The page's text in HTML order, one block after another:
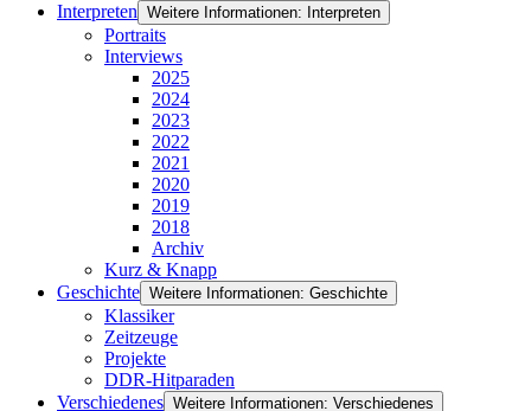
Interpreten Weitere Informationen: Interpreten
Portraits
Interviews
2025
2024
2023
2022
2021
2020
2019
2018
Archiv
Kurz & Knapp
Geschichte Weitere Informationen: Geschichte
Klassiker
Zeitzeuge
Projekte
DDR-Hitparaden
Verschiedenes Weitere Informationen: Verschiedenes